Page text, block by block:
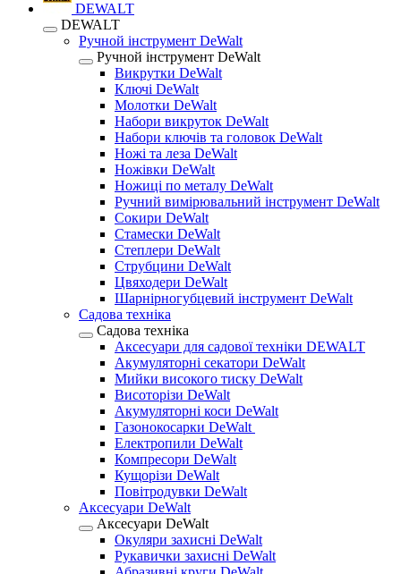
DEWALT
DEWALT
Ручной інструмент DeWalt
Ручной інструмент DeWalt
Викрутки DeWalt
Ключі DeWalt
Молотки DeWalt
Набори викруток DeWalt
Набори ключів та головок DeWalt
Ножі та леза DeWalt
Ножівки DeWalt
Ножиці по металу DeWalt
Ручний вимірювальний інструмент DeWalt
Сокири DeWalt
Стамески DeWalt
Степлери DeWalt
Струбцини DeWalt
Цвяходери DeWalt
Шарнірногубцевий інструмент DeWalt
Садова техніка
Садова техніка
Аксесуари для садової техніки DEWALT
Акумуляторні секатори DeWalt
Мийки високого тиску DeWalt
Висоторізи DeWalt
Акумуляторні коси DeWalt
Газонокосарки DeWalt
Електропили DeWalt
Компресори DeWalt
Кущорізи DeWalt
Повітродувки DeWalt
Аксесуари DeWalt
Аксесуари DeWalt
Окуляри захисні DeWalt
Рукавички захисні DeWalt